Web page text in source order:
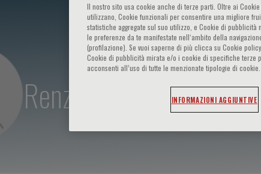
Renzo Marcolongo
Il nostro sito usa cookie anche di terze parti. Oltre ai
utilizzano, Cookie funzionali per consentire una migliore
statistiche aggregate sul suo utilizzo, e Cookie di
le preferenze da te manifestate nell‘ambito della
(profilazione). Se vuoi saperne di più clicca su Cookie
Cookie di pubblicità mirata e/o i cookie di specifiche terze
acconsenti all’uso di tutte le menzionate tipologie di cookie.
INFORMAZIONI AGGIUNTIVE